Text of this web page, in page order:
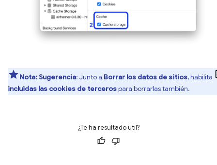
Nota:Sugerencia: Junto a Borrar los datos de sitios, habilita
incluidas las cookies de tercerospara borrarlas también.
¿Te ha resultado útil?